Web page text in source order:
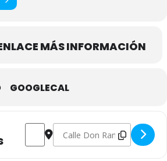
MÁS INFORMACIÓN
GOOGLECAL
Address - Inscripciones en la
Destination Address -